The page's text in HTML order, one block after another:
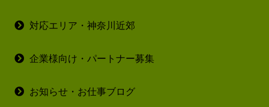
対応エリア・神奈川近郊
企業様向け・パートナー募集
お知らせ・お仕事ブログ